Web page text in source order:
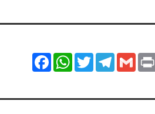
FacebookWhatsApp
TwitterTelegram
Gmail